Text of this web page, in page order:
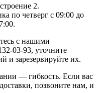
2.
по четверг с 09:00 до
с нашими
03-93, уточните
и зарезервируйте их.
— гибкость. Если вас
позвоните нам, и